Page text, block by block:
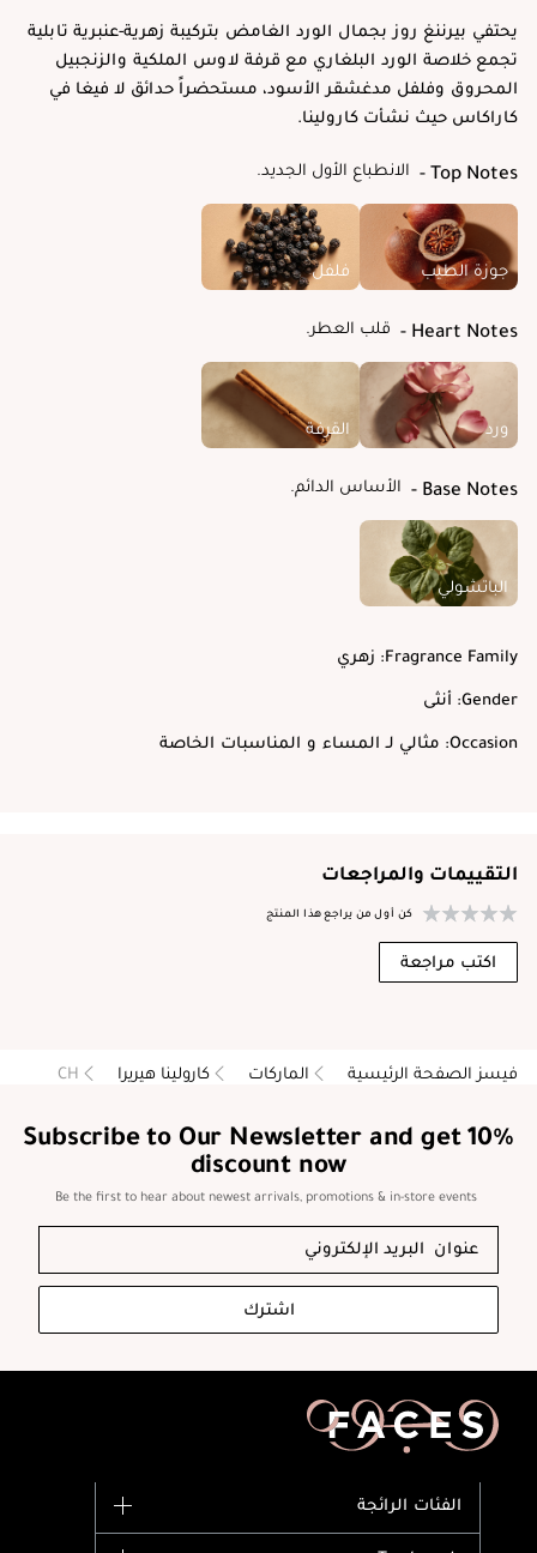
يحتفي بيرننغ روز بجمال الورد الغامض بتركيبة زهرية-عنبرية تابلية
تجمع خلاصة الورد البلغاري مع قرفة لاوس الملكية والزنجبيل
المحروق وفلفل مدغشقر الأسود، مستحضراً حدائق لا فيغا في
كاراكاس حيث نشأت كارولينا.
Top Notes الانطباع الأول الجديد.
جوزة الطيب فلفل
Heart Notes قلب العطر.
ورد القرفة
Base Notes الأساس الدائم.
الباتشولي
Fragrance Family: زهري
Gender: أنثى
Occasion: مثالي لـ المساء و المناسبات الخاصة
التقييمات والمراجعات
كن أول من يراجع هذا المنتج
اكتب مراجعة
فيسز الصفحة الرئيسية الماركات كارولينا هيريرا CH
Subscribe to Our Newsletter and get 10%
discount now
Be the first to hear about newest arrivals, promotions & in-store events
اشترك
الفئات الرائجة